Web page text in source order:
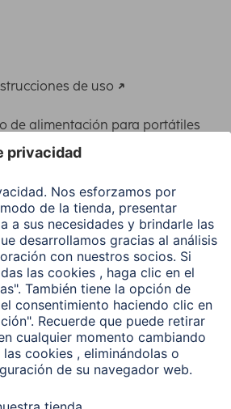
de uso
de alimentación para portátiles